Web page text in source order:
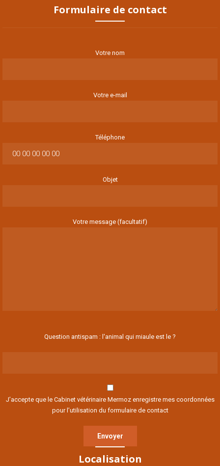
Formulaire de contact
Votre nom
Votre e-mail
Téléphone
Objet
Votre message (facultatif)
Question antispam : l'animal qui miaule est le ?
J’accepte que le Cabinet vétérinaire Mermoz enregistre mes coordonnées
pour l’utilisation du formulaire de contact
Localisation